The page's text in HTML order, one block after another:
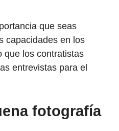
que seas
capacidades en los
que los contratistas
entrevistas para el
fotografía